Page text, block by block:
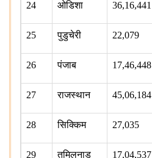
24 ओडिशा 36,16,441
25 पुडुचेरी 22,079
26 पंजाब 17,46,448
27 राजस्थान 45,06,184
28 सिक्किम 27,035
29 तमिलनाडु 17,04,537